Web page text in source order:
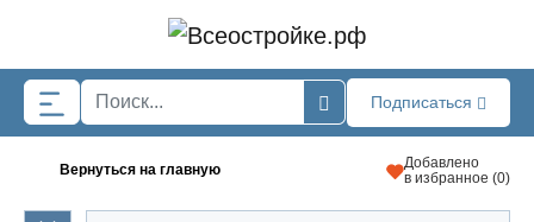
Подписаться
Вернуться на главную
Добавлено
в избранное (0)